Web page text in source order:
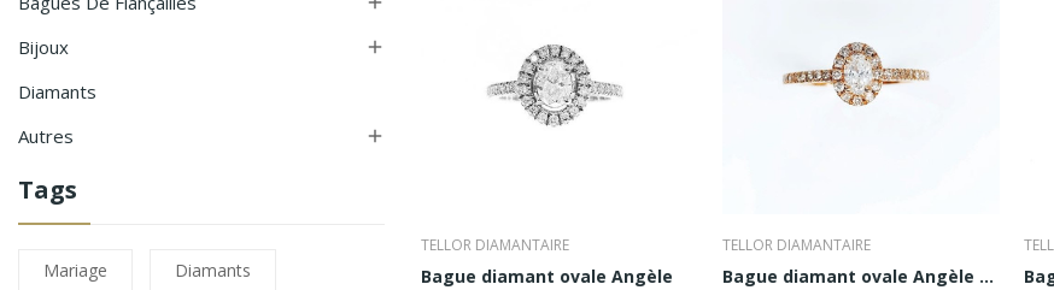
Bijoux 
Diamants
Autres

Tags
Mariage Diamants
TELLOR DIAMANTAIRE
Bague diamant ovale Angèle
TELLOR DIAMANTAIRE
Bague diamant ovale Angèle 0,20